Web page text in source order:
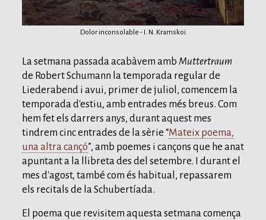
Dolor inconsolable - I. N. Kramskoi
La setmana passada acabàvem amb Muttertraum
de Robert Schumann la temporada regular de
Liederabend i avui, primer de juliol, comencem la
temporada d'estiu, amb entrades més breus. Com
hem fet els darrers anys, durant aquest mes
tindrem cinc entrades de la sèrie “Mateix poema,
una altra cançó”, amb poemes i cançons que he anat
apuntant a la llibreta des del setembre. I durant el
mes d'agost, també com és habitual, repassarem
els recitals de la Schubertíada.
El poema que revisitem aquesta setmana comença